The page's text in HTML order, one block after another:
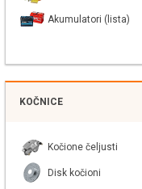
Akumulatori (lista)
KOČNICE
Kočione čeljusti
Disk kočioni